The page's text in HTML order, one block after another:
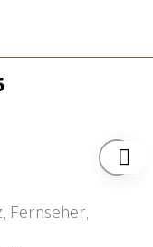
Fernseher,